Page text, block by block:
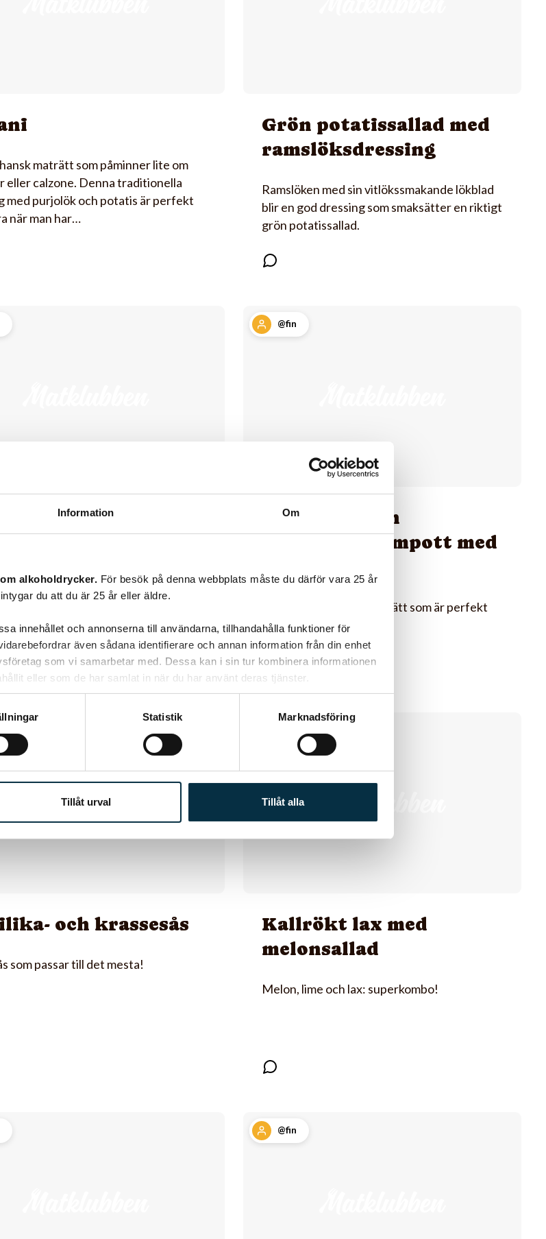
Information Om
alkoholdrycker. För besök på denna webbplats måste du därför vara 25 år
du att du är 25 år eller äldre.
innehållet och annonserna till användarna, tillhandahålla funktioner för
även sådana identifierare och annan information från din enhet
som vi samarbetar med. Dessa kan i sin tur kombinera informationen
eller som de har samlat in när du har använt deras tjänster.
Statistik Marknadsföring
Tillåt urval Tillåt alla
maträtt som påminner lite om
eller calzone. Denna traditionella
med purjolök och potatis är perfekt
när man har…
Grön potatissallad med
ramslöksdressing
Ramslöken med sin vitlökssmakande lökblad
blir en god dressing som smaksätter en riktigt
grön potatissallad.
vinägerpotatis
är inte så svårt att förstå varför. Tänk
du kombinerar det härligaste…
@fin
Rabarber- och
citrongräskompott med
En fräsch och god efterrätt som är perfekt
att förbereda.
och krassesås
som passar till det mesta!
Kallrökt lax med
melonsallad
Melon, lime och lax: superkombo!
@fin